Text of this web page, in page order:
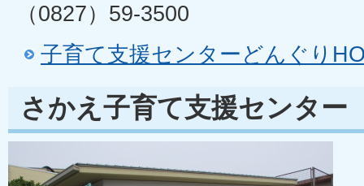
（0827）59-3500
子育て支援センターどんぐり
さかえ子育て支援センター